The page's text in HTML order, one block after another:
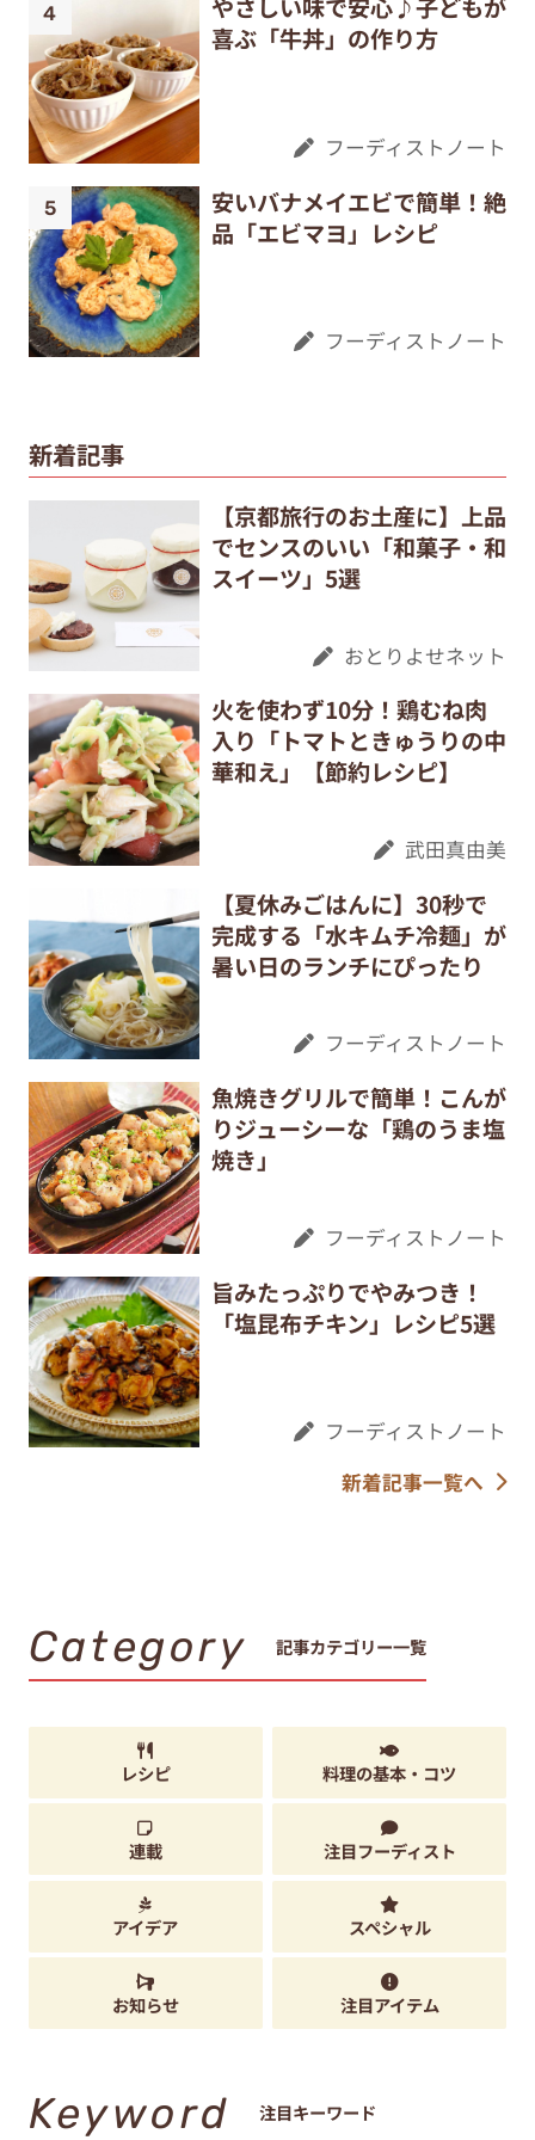
やさしい味で安心♪子どもが
喜ぶ「牛丼」の作り方
フーディストノート
安いバナメイエビで簡単！絶
品「エビマヨ」レシピ
フーディストノート
新着記事
【京都旅行のお土産に】上品
でセンスのいい「和菓子・和
スイーツ」5選
おとりよせネット
火を使わず10分！鶏むね肉
入り「トマトときゅうりの中
華和え」【節約レシピ】
武田真由美
【夏休みごはんに】30秒で
完成する「水キムチ冷麺」が
暑い日のランチにぴったり
フーディストノート
魚焼きグリルで簡単！こんが
りジューシーな「鶏のうま塩
焼き」
フーディストノート
旨みたっぷりでやみつき！
「塩昆布チキン」レシピ5選
フーディストノート
新着記事一覧へ
Category 記事カテゴリー一覧
レシピ 料理の基本・コツ
連載 注目フーディスト
アイデア スペシャル
お知らせ 注目アイテム
Keyword 注目キーワード